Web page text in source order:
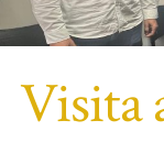
Visita